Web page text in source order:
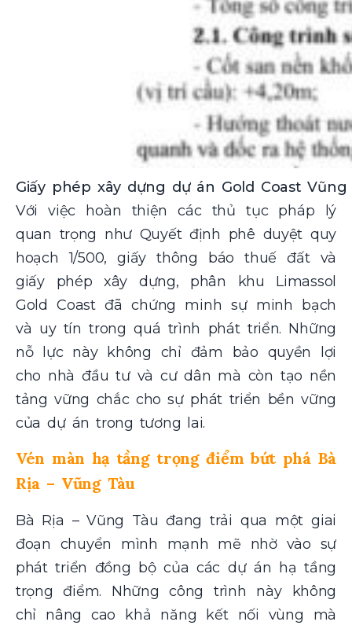
Giấy phép xây dựng dự án Gold Coast Vũng
Với việc hoàn thiện các thủ tục pháp lý
quan trọng như Quyết định phê duyệt quy
hoạch 1/500, giấy thông báo thuế đất và
giấy phép xây dựng, phân khu Limassol
Gold Coast đã chứng minh sự minh bạch
và uy tín trong quá trình phát triển. Những
nỗ lực này không chỉ đảm bảo quyền lợi
cho nhà đầu tư và cư dân mà còn tạo nền
tảng vững chắc cho sự phát triển bền vững
của dự án trong tương lai.
Vén màn hạ tầng trọng điểm bứt phá Bà
Rịa – Vũng Tàu
Bà Rịa – Vũng Tàu đang trải qua một giai
đoạn chuyển mình mạnh mẽ nhờ vào sự
phát triển đồng bộ của các dự án hạ tầng
trọng điểm. Những công trình này không
chỉ nâng cao khả năng kết nối vùng mà